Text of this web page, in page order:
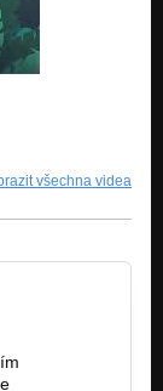
všechna videa